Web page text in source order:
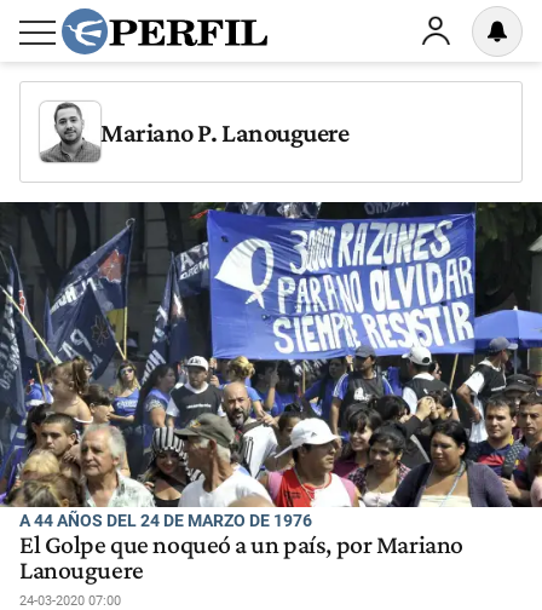
Mariano P. Lanouguere
A 44 AÑOS DEL 24 DE MARZO DE 1976
El Golpe que noqueó a un país, por Mariano
Lanouguere
24-03-2020 07:00